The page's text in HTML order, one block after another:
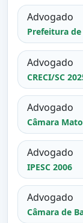
Advogado
Prefeitura de
Advogado
CRECI/SC
Advogado
Câmara
Advogado
IPESC 2006
Advogado
Câmara de